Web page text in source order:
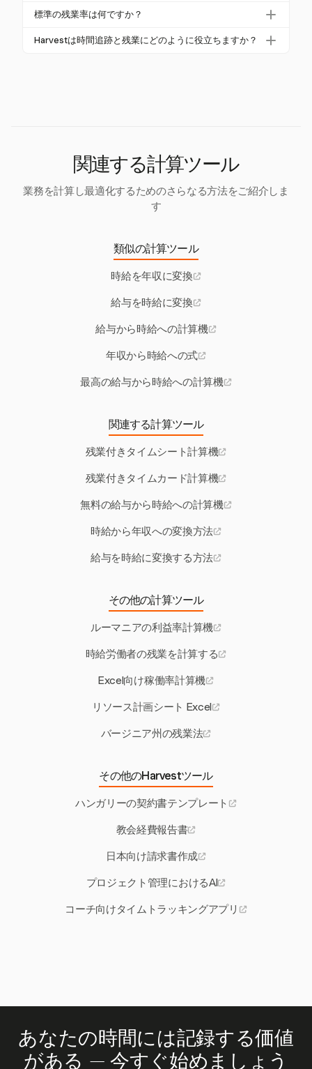
幅に増加させる可能性があります。
通常の賃金率には、時給に加えて非裁量ボーナスや
給だけでなく、総収入に基づいて計算されることが
標準の残業率は何ですか？
連邦法に基づく標準の残業率は、週40時間を超える
Harvestは時間追跡と残業にどのように役立ちますか？
関連する計算ツール
業務を計算し最適化するためのさらなる方法をご紹介しま
す
類似の計算ツール
時給を年収に変換
給与を時給に変換
給与から時給への計算機
年収から時給への式
最高の給与から時給への計算機
関連する計算ツール
残業付きタイムシート計算機
残業付きタイムカード計算機
無料の給与から時給への計算機
時給から年収への変換方法
給与を時給に変換する方法
その他の計算ツール
ルーマニアの利益率計算機
時給労働者の残業を計算する
Excel向け稼働率計算機
リソース計画シート Excel
バージニア州の残業法
その他のHarvestツール
ハンガリーの契約書テンプレート
教会経費報告書
日本向け請求書作成
プロジェクト管理におけるAI
コーチ向けタイムトラッキングアプリ
あなたの時間には記録する価値
がある — 今すぐ始めましょう